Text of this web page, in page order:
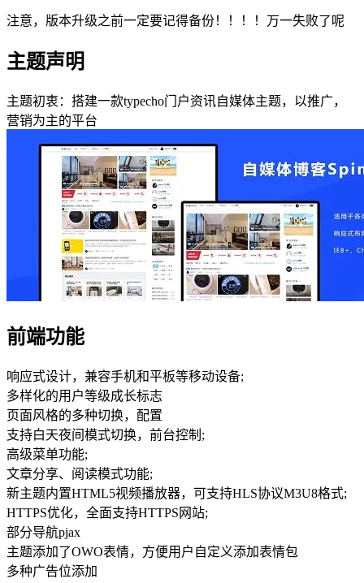
注意，版本升级之前一定要记得备份！！！！万一失败了呢
主题声明
主题初衷：搭建一款typecho门户资讯自媒体主题，以推广，
营销为主的平台
前端功能
响应式设计，兼容手机和平板等移动设备;
多样化的用户等级成长标志
页面风格的多种切换，配置
支持白天夜间模式切换，前台控制;
高级菜单功能;
文章分享、阅读模式功能;
新主题内置HTML5视频播放器，可支持HLS协议M3U8格式;
HTTPS优化，全面支持HTTPS网站;
部分导航pjax
主题添加了OWO表情，方便用户自定义添加表情包
多种广告位添加